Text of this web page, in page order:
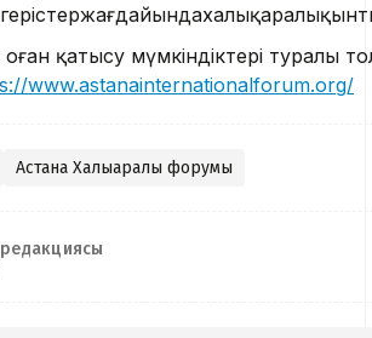
қатысу мүмкіндіктері туралы
www.astanainternationalforum.org/
Астана Халықаралық форумы